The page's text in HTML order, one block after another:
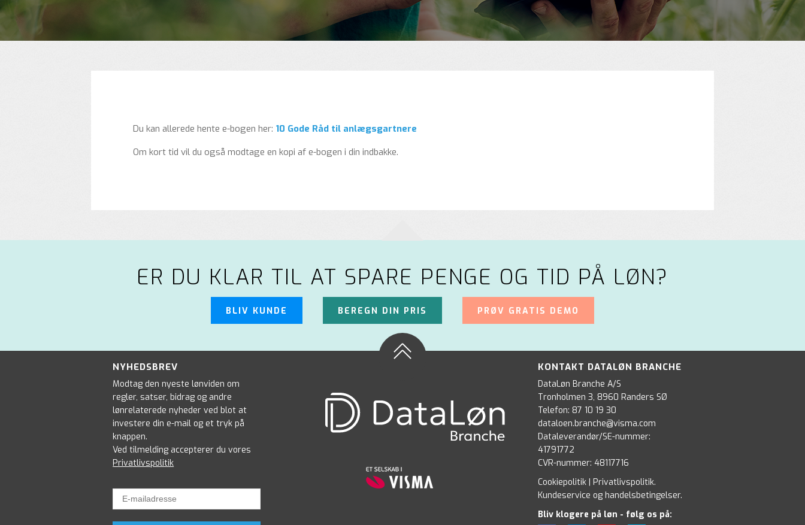
Du kan allerede hente e-bogen her: 10 Gode Råd til anlægsgartnere
Om kort tid vil du også modtage en kopi af e-bogen i din indbakke.
ER DU KLAR TIL AT SPARE PENGE OG TID PÅ LØN?
BLIV KUNDE BEREGN DIN PRIS PRØV GRATIS DEMO
NYHEDSBREV
Modtag den nyeste lønviden om
regler, satser, bidrag og andre
lønrelaterede nyheder ved blot at
investere din e-mail og et tryk på
knappen.
Ved tilmelding accepterer du vores
Privatlivspolitik
KONTAKT DATALØN BRANCHE
DataLøn Branche A/S
Tronholmen 3, 8960 Randers SØ
Telefon: 87 10 19 30
dataloen.branche@visma.com
Dataleverandør/SE-nummer:
41791772
CVR-nummer: 48117716
Cookiepolitik| Privatlivspolitik.
Kundeservice og handelsbetingelser.
Bliv klogere på løn - følg os på: